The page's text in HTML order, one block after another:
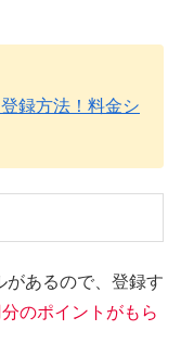
録方法！料金シ
があるので、登録す
のポイントがもら